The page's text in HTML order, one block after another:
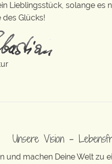
Lieblingsstück, solange es
des Glücks!
Unsere Vision –
und machen Deine Welt zu